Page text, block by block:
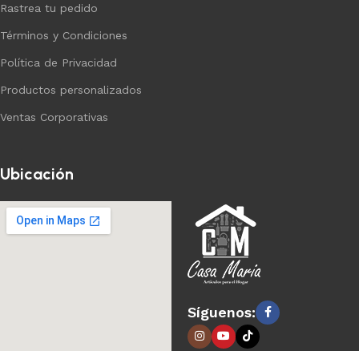
Rastrea tu pedido
Términos y Condiciones
Política de Privacidad
Productos personalizados
Ventas Corporativas
Ubicación
Síguenos: